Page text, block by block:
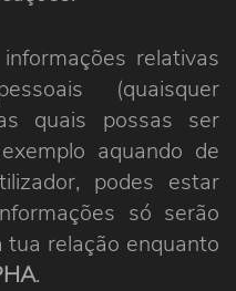
relativas
(quaisquer
quais possas ser
aquando de
podes estar
só serão
relação enquanto
.